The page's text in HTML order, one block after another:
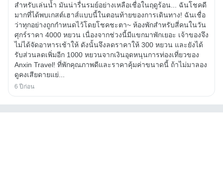
สำหรับเล่นน้ำ มันน่ารื่นรมย์อย่างเหลือเชื่อในฤดูร้อน... ฉันโชคดี
มากที่ได้พบเกสต์เฮาส์แบบนี้ในตอนท้ายของการเดินทาง! ฉันเชื่อ
ว่าทุกอย่างถูกกำหนดไว้โดยโชคชะตา~ ห้องพักสำหรับสี่คนในวัน
ศุกร์ราคา 4000 หยวน เนื่องจากช่วงนี้มีแขกมาพักเยอะ เจ้าของจึง
ไม่ได้จัดอาหารเช้าให้ ดังนั้นจึงลดราคาให้ 300 หยวน และยังได้
รับส่วนลดเพิ่มอีก 1000 หยวนจากเงินอุดหนุนการท่องเที่ยวของ
Anxin Travel! ที่พักคุณภาพดีและราคาคุ้มค่าขนาดนี้ ถ้าไม่มาลอง
ดูคงเสียดายแย่...
6 ปีก่อน